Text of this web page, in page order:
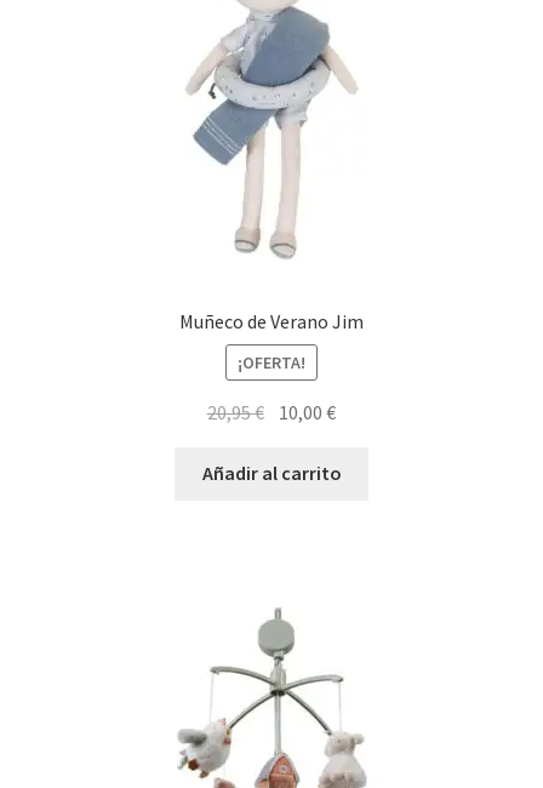
Muñeco de Verano Jim
¡OFERTA!
20,95€ El
original
10,00€El
actual
Añadir al carrito